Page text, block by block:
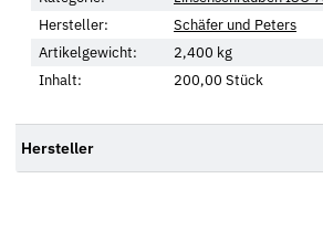
Hersteller:
Schäfer und Peters
Artikelgewicht:
2,400 kg
Inhalt:
200,00 Stück
Hersteller